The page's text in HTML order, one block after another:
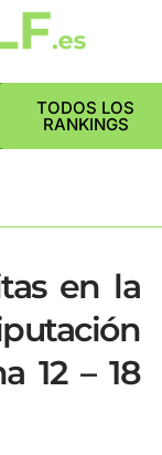
TODOS LOS
RANKINGS
en la
12 – 18